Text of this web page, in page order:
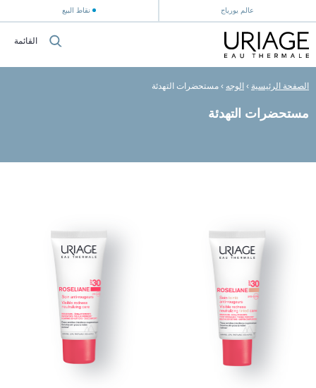
عالم يورياج نقاط البيع
القائمة
الصفحة الرئيسية › الوجه › مستحضرات التهدئة
مستحضرات التهدئة